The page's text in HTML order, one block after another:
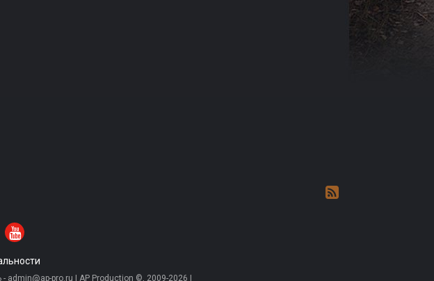
admin@ap-pro.ru | AP Production ©, 2009-2026 |